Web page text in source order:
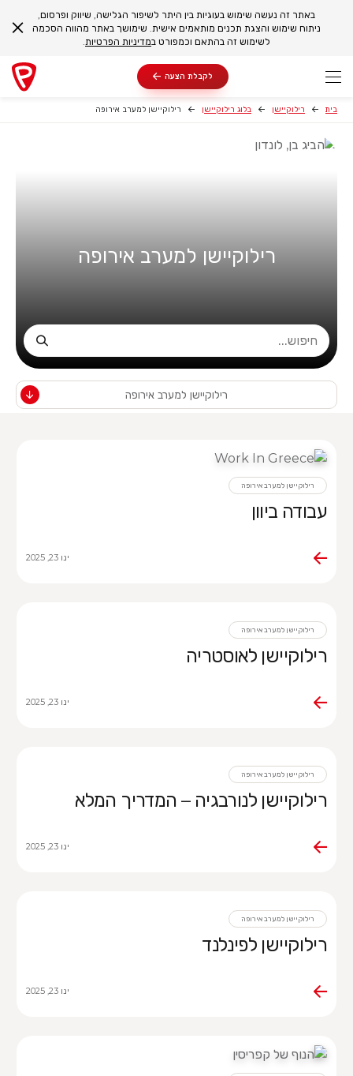
באתר זה נעשה שימוש בעוגיות בין היתר לשיפור הגלישה, שיווק ופרסום,
ניתוח שימוש והצגת תכנים מותאמים אישית. שימושך באתר מהווה הסכמה
לשימוש זה בהתאם וכמפורט במדיניות הפרטיות.
לקבלת הצעה
בית רילוקיישן בלוג רילוקיישן רילוקיישן למערב אירופה
רילוקיישן למערב אירופה
רילוקיישן למערב אירופה
רילוקיישן למערב אירופה
עבודה ביוון
ינו 23, 2025
רילוקיישן למערב אירופה
רילוקיישן לאוסטריה
ינו 23, 2025
רילוקיישן למערב אירופה
רילוקיישן לנורבגיה – המדריך המלא
ינו 23, 2025
רילוקיישן למערב אירופה
רילוקיישן לפינלנד
ינו 23, 2025